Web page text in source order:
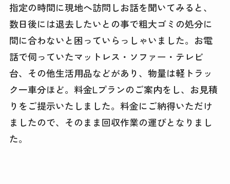
指定の時間に現地へ訪問しお話を聞いてみると、
数日後には退去したいとの事で粗大ゴミの処分に
間に合わないと困っていらっしゃいました。お電
話で伺っていたマットレス・ソファー・テレビ
台、その他生活用品などがあり、物量は軽トラッ
ク一車分ほど。料金Lプランのご案内をし、お見積
りをご提示いたしました。料金にご納得いただけ
ましたので、そのまま回収作業の運びとなりまし
た。